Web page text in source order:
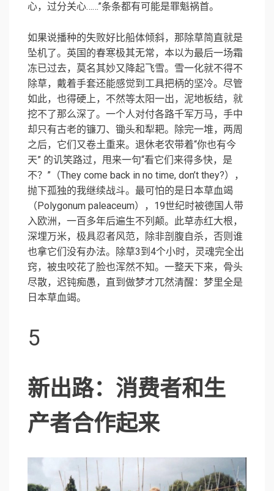
心，过分关心……”条条都有可能是罪魁祸首。
如果说播种的失败好比船体倾斜，那除草简直就是
坠机了。英国的春寒极其无常，本以为最后一场霜
冻已过去，莫名其妙又降起飞雪。雪一化就不得不
除草，戴着手套还能感觉到工具把柄的坚冷。尽管
如此，也得硬上，不然等太阳一出，泥地板结，就
挖不了那么深了。一个人对付各路千军万马，手中
却只有古老的镰刀、锄头和犁耙。除完一堆，两周
之后，它们又卷土重来。退休老农带着“你也有今
天” 的讥笑路过，甩来一句“看它们来得多快，是
不？”（They come back in no time, don’t they?），
抛下孤独的我继续战斗。最可怕的是日本草血竭
（Polygonum paleaceum），19世纪时被德国人带
入欧洲，一百多年后遍生不列颠。此草赤红大根，
深埋万米，极具忍者风范，除非剖腹自杀，否则谁
也拿它们没有办法。除草3到4个小时，灵魂完全出
窍，被虫咬花了脸也浑然不知。一整天下来，骨头
尽散，迟钝痴愚，直到做梦才兀然清醒：梦里全是
日本草血竭。
5
新出路：消费者和生
产者合作起来